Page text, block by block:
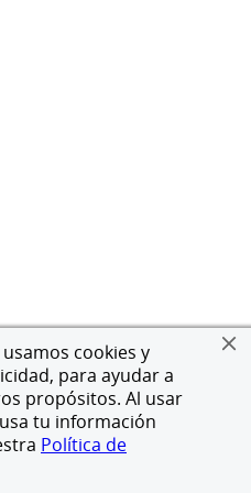
cookies y
para ayudar a
propósitos. Al usar
tu información
Política de